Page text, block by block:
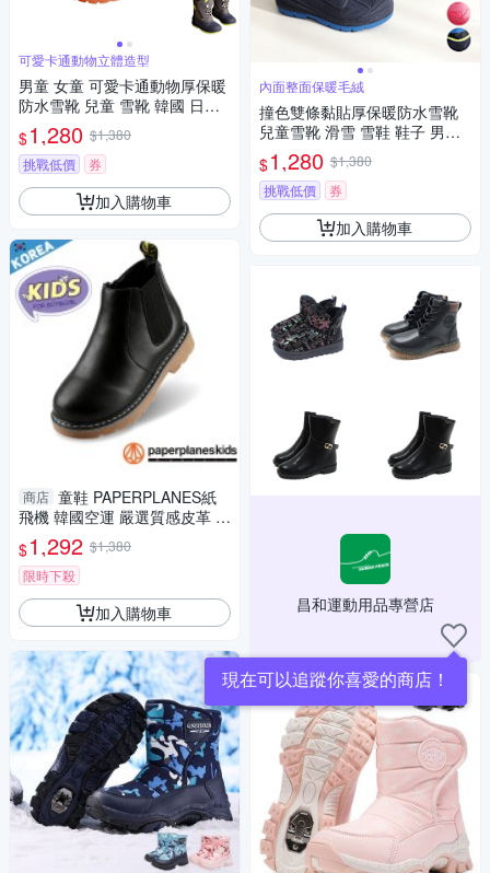
可愛卡通動物立體造型
男童 女童 可愛卡通動物厚保暖
防水雪靴 兒童 雪靴 韓國 日本
滑雪 雪鞋 鞋子 童裝 童鞋
$1,280 $1,380
挑戰低價
券
加入購物車
商店 童鞋 PAPERPLANES紙
飛機 韓國空運 嚴選質感皮革 側
拉鍊 兒童切爾西短靴【B79082
20】
$1,292 $1,380
限時下殺
加入購物車
內面整面保暖毛絨
撞色雙條黏貼厚保暖防水雪靴
兒童雪靴 滑雪 雪鞋 鞋子 男童
女童 日本 韓國
$1,280 $1,380
挑戰低價
券
加入購物車
昌和運動用品專營店
現在可以追蹤你喜愛的商店！